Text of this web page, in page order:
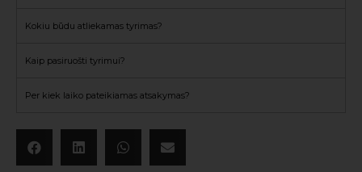
Kokiu būdu atliekamas tyrimas?
Kaip pasiruošti tyrimui?
Per kiek laiko pateikiamas atsakymas?